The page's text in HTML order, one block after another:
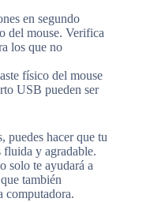
en segundo
del mouse. Verifica
los que no
físico del mouse
USB pueden ser
puedes hacer que tu
fluida y agradable.
solo te ayudará a
también
computadora.